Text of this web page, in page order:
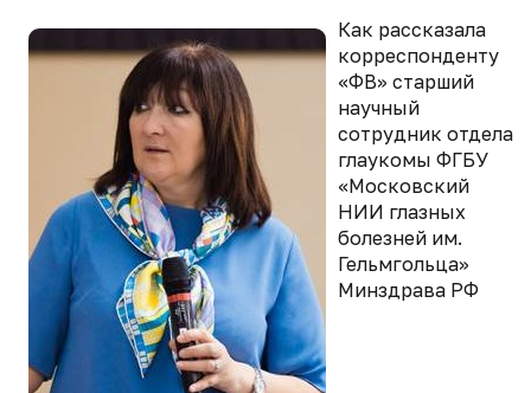
Как рассказала
корреспонденту
«ФВ» старший
научный
сотрудник отдела
глаукомы ФГБУ
«Московский
НИИ глазных
болезней им.
Гельмгольца»
Минздрава РФ